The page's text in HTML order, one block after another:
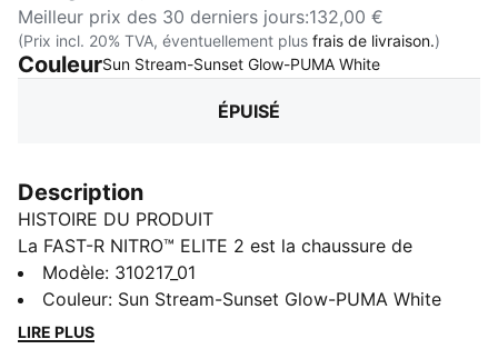
Meilleur prix des 30 derniers jours:132,00 €
(Prix incl. 20% TVA, éventuellement plus frais de livraison.)
CouleurSun Stream-Sunset Glow-PUMA White:
ÉPUISÉ
Description
HISTOIRE DU PRODUIT
La FAST-R NITRO™ ELITE 2 est la chaussure de
compétition ultime de PUMA, dotée des technologies
améliorées NITROFOAM™ ELITE et PWRPLATE. Profite
d’une foulée plus dynamique et économise ton énergie
Modèle: 310217_01
Couleur: Sun Stream-Sunset Glow-PUMA White
LIRE PLUS